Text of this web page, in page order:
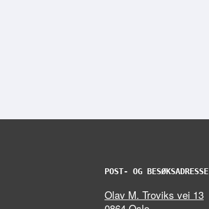
POST- OG BESØKSADRESSE
Olav M. Troviks vei 13